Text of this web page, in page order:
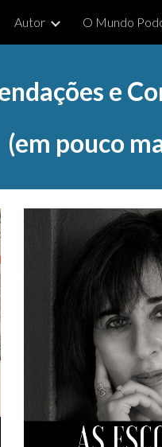
to main content
Autor O Mundo
e
(em pouco